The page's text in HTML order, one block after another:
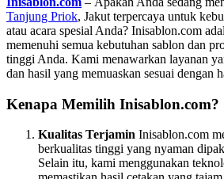
Tanjung Priok, Jakut terpercaya untuk
atau acara spesial Anda? Inisablon.com
memenuhi semua kebutuhan sablon dan
tinggi Anda. Kami menawarkan layanan
dan hasil yang memuaskan sesuai dengan
Kenapa Memilih Inisablon.com?
Kualitas Terjamin Inisablon.com
berkualitas tinggi yang nyaman
Selain itu, kami menggunakan